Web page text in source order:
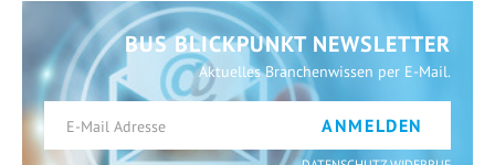
BUS BLICKPUNKT NEWSLETTER
Aktuelles Branchenwissen per E-Mail.
ANMELDEN